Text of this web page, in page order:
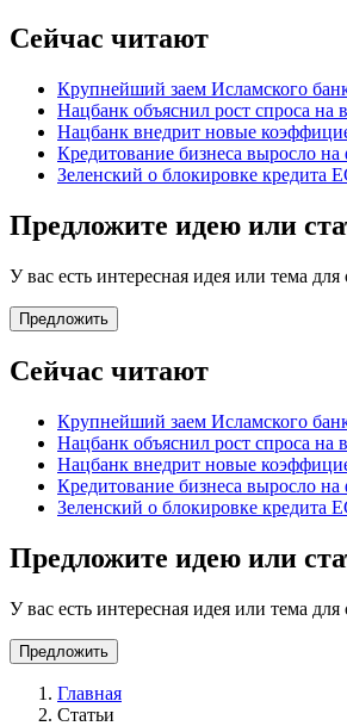
Сейчас читают
Крупнейший заем Исламского
Нацбанк объяснил рост спроса на
Нацбанк внедрит новые
Кредитование бизнеса выросло
Зеленский о блокировке кредита
Предложите идею или
У вас есть интересная идея или тема
Предложить
Сейчас читают
Крупнейший заем Исламского
Нацбанк объяснил рост спроса на
Нацбанк внедрит новые
Кредитование бизнеса выросло
Зеленский о блокировке кредита
Предложите идею или
У вас есть интересная идея или тема
Предложить
Главная
Статьи